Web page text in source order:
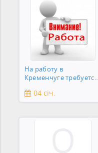
На работу в
Кременчуге требуется
04 січ.